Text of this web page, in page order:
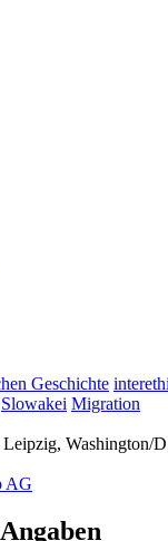
Geschichte
Slowakei Migration
Washington/
AG